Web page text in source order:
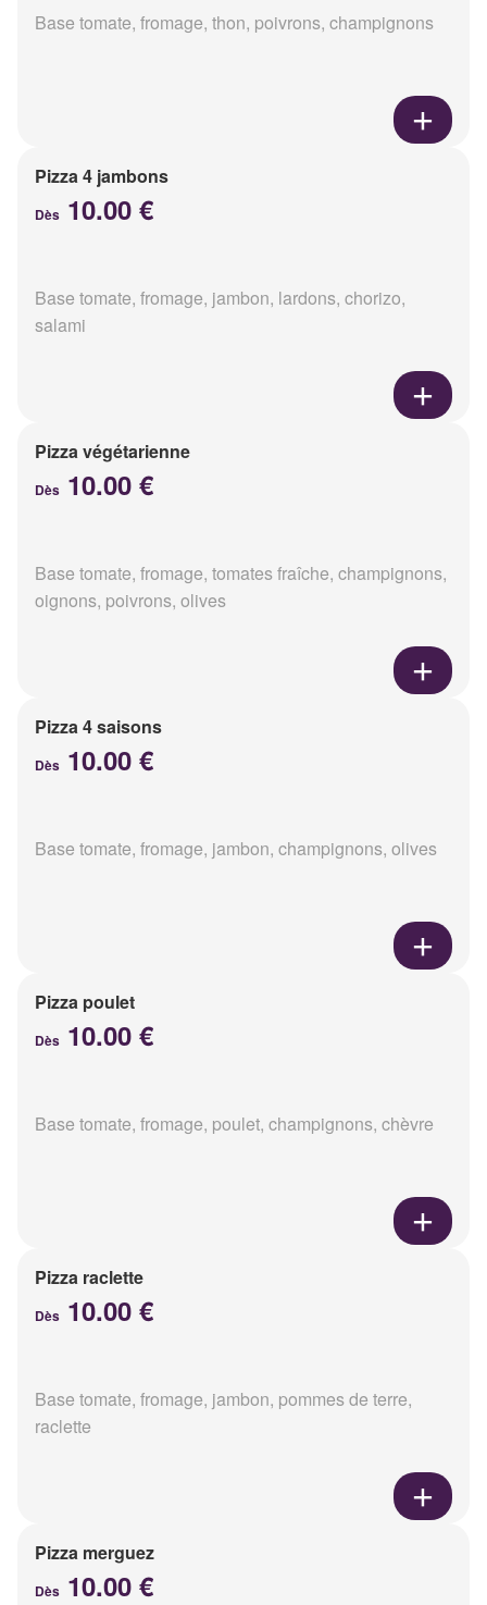
Base tomate, fromage, thon, poivrons, champignons
Pizza 4 jambons
Dès 10.00 €
Base tomate, fromage, jambon, lardons, chorizo,
salami
Pizza végétarienne
Dès 10.00 €
Base tomate, fromage, tomates fraîche, champignons,
oignons, poivrons, olives
Pizza 4 saisons
Dès 10.00 €
Base tomate, fromage, jambon, champignons, olives
Pizza poulet
Dès 10.00 €
Base tomate, fromage, poulet, champignons, chèvre
Pizza raclette
Dès 10.00 €
Base tomate, fromage, jambon, pommes de terre,
raclette
Pizza merguez
Dès 10.00 €